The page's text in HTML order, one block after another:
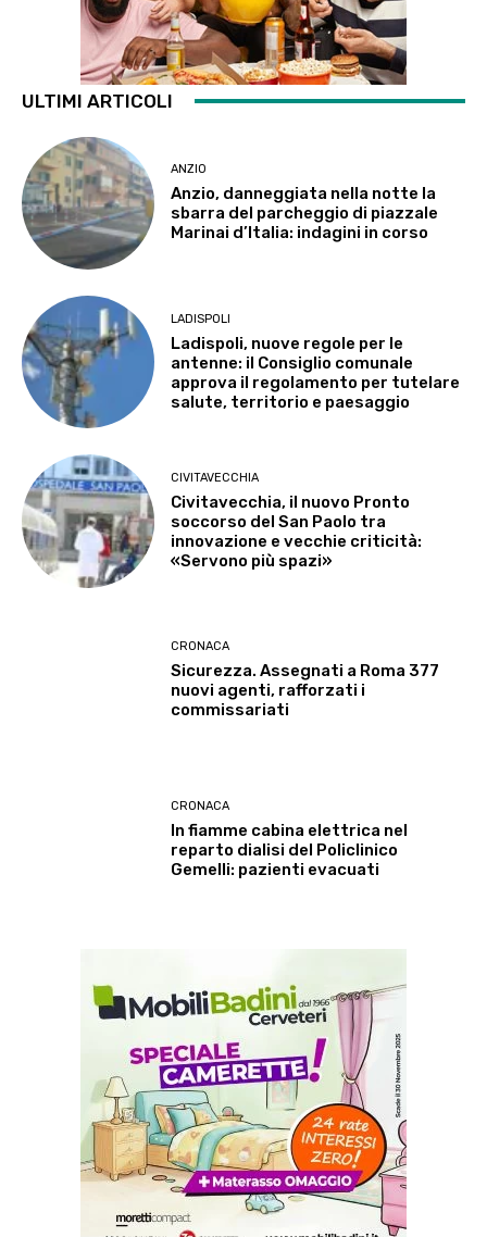
ULTIMI ARTICOLI
ANZIO
Anzio, danneggiata nella notte la
sbarra del parcheggio di piazzale
Marinai d’Italia: indagini in corso
LADISPOLI
Ladispoli, nuove regole per le
antenne: il Consiglio comunale
approva il regolamento per tutelare
salute, territorio e paesaggio
CIVITAVECCHIA
Civitavecchia, il nuovo Pronto
soccorso del San Paolo tra
innovazione e vecchie criticità:
«Servono più spazi»
CRONACA
Sicurezza. Assegnati a Roma 377
nuovi agenti, rafforzati i
commissariati
CRONACA
In fiamme cabina elettrica nel
reparto dialisi del Policlinico
Gemelli: pazienti evacuati